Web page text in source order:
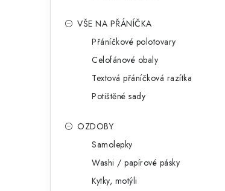
VŠE NA PŘÁNÍČKA
Přáníčkové polotovary
Celofánové obaly
Textová přáníčková razítka
Potištěné sady
OZDOBY
Samolepky
Washi / papírové pásky
Kytky, motýli